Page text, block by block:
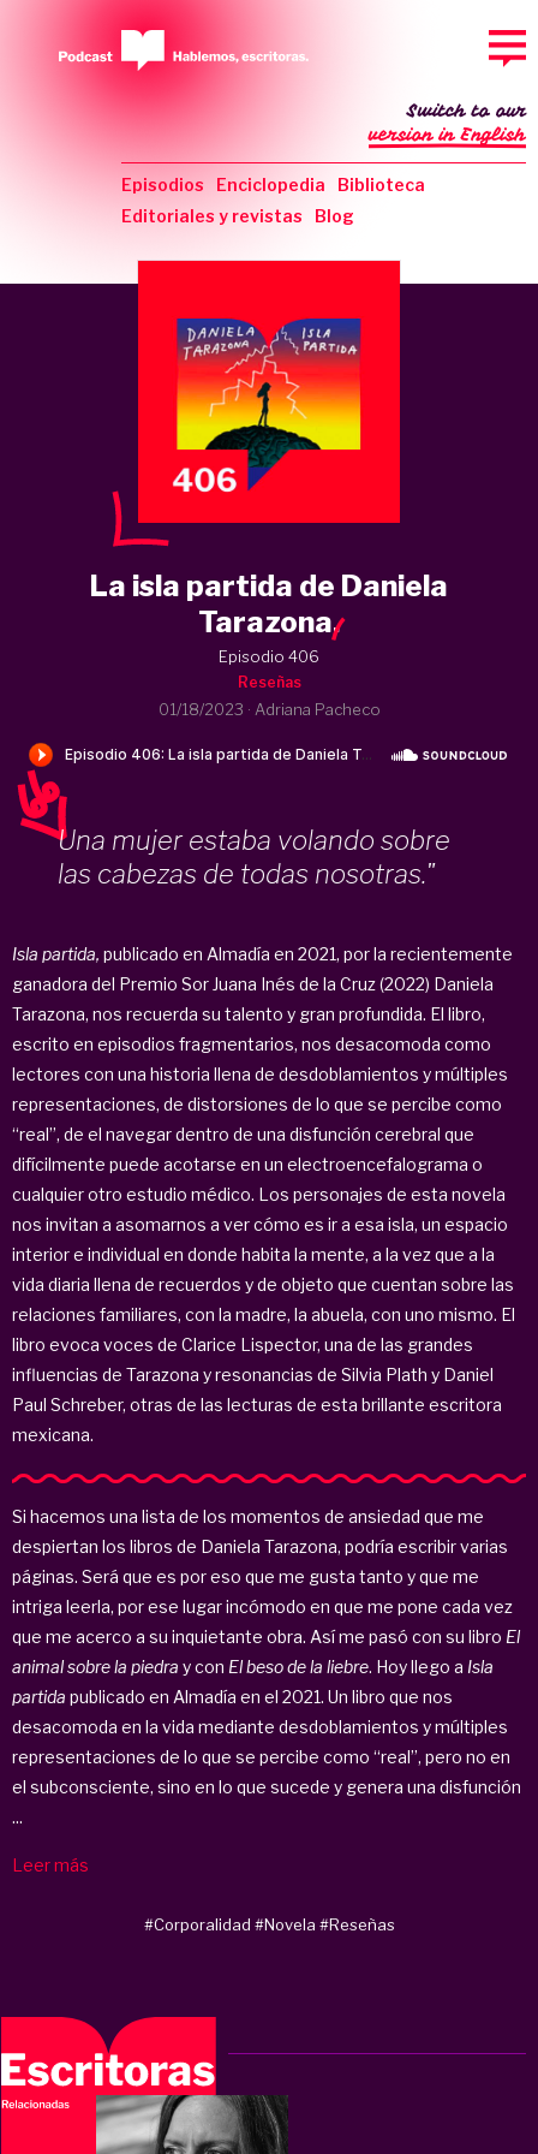
Episodios Enciclopedia
Biblioteca
Editoriales y revistas
Blog
Switch to our
version in English
La isla partida de Daniela
Tarazona.
Episodio 406
Reseñas
01/18/2023 · Adriana Pacheco
Una mujer estaba volando sobre
las cabezas de todas nosotras."
Isla partida, publicado en Almadía en 2021, por la recientemente
ganadora del Premio Sor Juana Inés de la Cruz (2022) Daniela
Tarazona, nos recuerda su talento y gran profundida. El libro,
escrito en episodios fragmentarios, nos desacomoda como
lectores con una historia llena de desdoblamientos y múltiples
representaciones, de distorsiones de lo que se percibe como
“real”, de el navegar dentro de una disfunción cerebral que
difícilmente puede acotarse en un electroencefalograma o
cualquier otro estudio médico. Los personajes de esta novela
nos invitan a asomarnos a ver cómo es ir a esa isla, un espacio
interior e individual en donde habita la mente, a la vez que a la
vida diaria llena de recuerdos y de objeto que cuentan sobre las
relaciones familiares, con la madre, la abuela, con uno mismo. El
libro evoca voces de Clarice Lispector, una de las grandes
influencias de Tarazona y resonancias de Silvia Plath y Daniel
Paul Schreber, otras de las lecturas de esta brillante escritora
mexicana.
Si hacemos una lista de los momentos de ansiedad que me
despiertan los libros de Daniela Tarazona, podría escribir varias
páginas. Será que es por eso que me gusta tanto y que me
intriga leerla, por ese lugar incómodo en que me pone cada vez
que me acerco a su inquietante obra. Así me pasó con su libro El
animal sobre la piedra y con El beso de la liebre. Hoy llego a Isla
partida publicado en Almadía en el 2021. Un libro que nos
desacomoda en la vida mediante desdoblamientos y múltiples
representaciones de lo que se percibe como “real”, pero no en
el subconsciente, sino en lo que sucede y genera una disfunción
...
Leer más
#Corporalidad #Novela #Reseñas